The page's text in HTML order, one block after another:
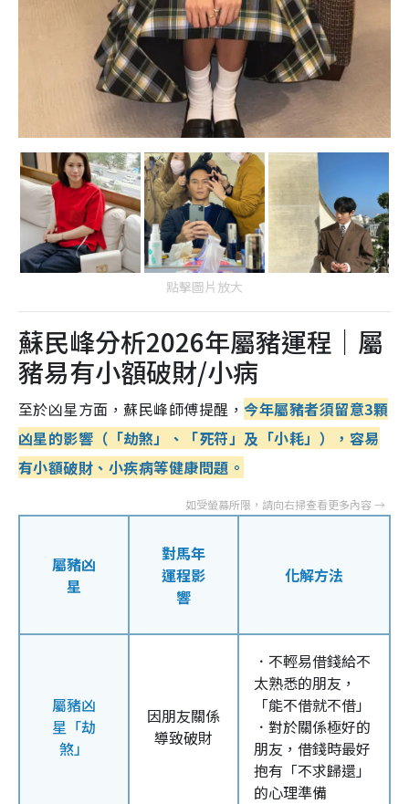
點擊圖片放大
蘇民峰分析2026年屬豬運程｜屬
豬易有小額破財/小病
至於凶星方面，蘇民峰師傅提醒，今年屬豬者須留意3顆
凶星的影響（「劫煞」、「死符」及「小耗」），容易
有小額破財、小疾病等健康問題。
屬豬凶
星
對馬年
運程影
響
化解方法
屬豬凶
星「劫
煞」
因朋友關係
導致破財
．不輕易借錢給不
太熟悉的朋友，
「能不借就不借」
．對於關係極好的
朋友，借錢時最好
抱有「不求歸還」
的心理準備